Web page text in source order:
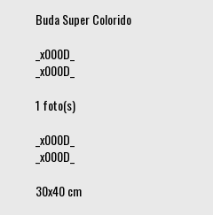
Buda Super Colorido
_x000D_
_x000D_
1 foto(s)
_x000D_
_x000D_
30x40 cm